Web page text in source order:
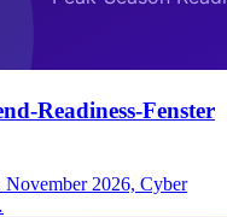
Readiness-Fenster
2026, Cyber